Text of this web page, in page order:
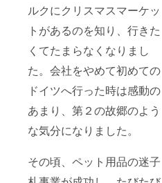
ルクにクリスマスマーケッ
トがあるのを知り、行きた
くてたまらなくなりまし
た。会社をやめて初めての
ドイツへ行った時は感動の
あまり、第２の故郷のよう
な気分になりました。
その頃、ペット用品の迷子